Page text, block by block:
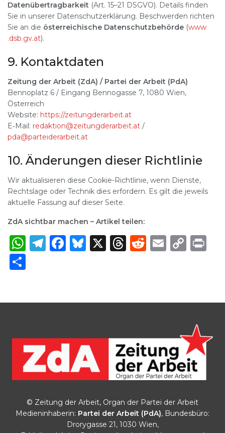
Datenübertragbarkeit (Art. 15–21 DSGVO). Details finden
Sie in unserer Datenschutzerklärung. Beschwerden richten
Sie an die österreichische Datenschutzbehörde (www​
.dsb​.gv​.at).
9. Kontaktdaten
Zeitung der Arbeit (ZdA) / Partei der Arbeit (PdA)
Bennoplatz 6 / Eingang Bennogasse 7, 1080 Wien,
Österreich
Website: https://​zeitungderarbeit​.at
E‑Mail: redaktion@zeitungderarbeit.at /
pda@parteiderarbeit.at
10. Änderungen dieser Richtlinie
Wir aktualisieren diese Cookie-Richtlinie, wenn Dienste,
Rechtslage oder Technik dies erfordern. Es gilt die jeweils
aktuelle Fassung auf dieser Seite.
ZdA sichtbar machen – Artikel teilen:
WhatsApp
Telegram
Facebook
Bluesky
X Threads
Reddit
Email
© Zeitung der Arbeit, Organ der Partei der Arbeit
Medieninhaberin: Partei der Arbeit (PdA), Bundesbüro:
Drorygasse 21, 1030 Wien,